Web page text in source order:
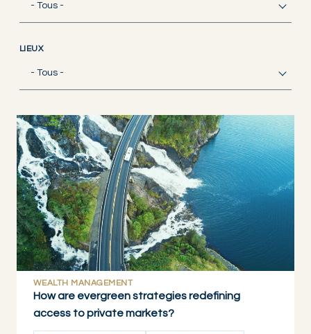
- Tous -
LIEUX
- Tous -
WEALTH MANAGEMENT
How are evergreen strategies redefining
access to private markets?